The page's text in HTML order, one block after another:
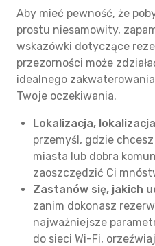
Aby mieć pewność, że
prostu niesamowity,
wskazówki dotyczące
przezorności może
idealnego
Twoje oczekiwania.
Lokalizacja,
przemyśl, gdzie
miasta lub dobra
zaoszczędzić Ci
Zastanów się, jakich
zanim dokonasz
najważniejsze
do sieci Wi-Fi,